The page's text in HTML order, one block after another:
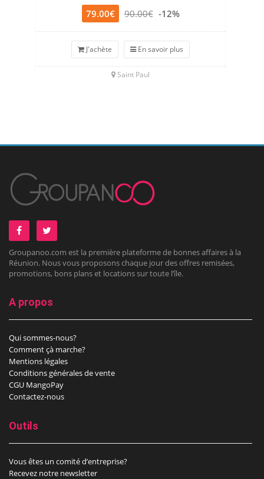
79.00€ 90.00€ -12%
J'achète En savoir plus
Saint Paul
Groupanoo.com est la première plateforme de bonnes affaires à la
Réunion. Nous vous proposons chaque jour des offres remisées,
promotions, bons plans et locations sur toute l’île.
A propos
Qui sommes-nous?
Comment çà marche?
Mentions légales
Conditions générales de vente
CGU MangoPay
Contactez-nous
Outils
Vous êtes un comité d’entreprise?
Recevez notre newsletter